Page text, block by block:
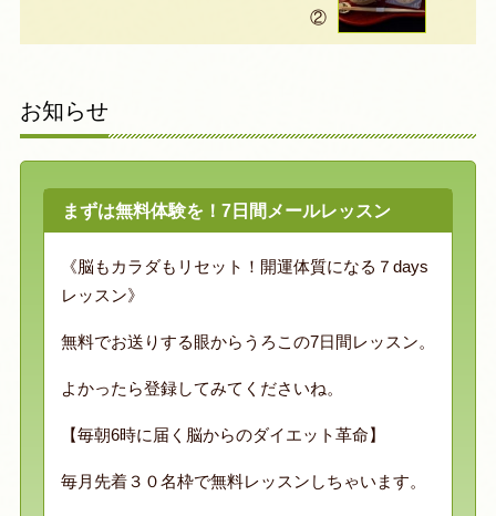
②
お知らせ
まずは無料体験を！7日間メールレッスン
《脳もカラダもリセット！開運体質になる７days
レッスン》
無料でお送りする眼からうろこの7日間レッスン。
よかったら登録してみてくださいね。
【毎朝6時に届く脳からのダイエット革命】
毎月先着３０名枠で無料レッスンしちゃいます。